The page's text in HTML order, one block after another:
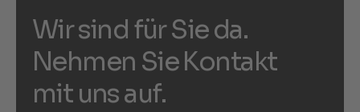
Wirsind fürSieda.
Nehmen SieKontakt
mit unsauf.